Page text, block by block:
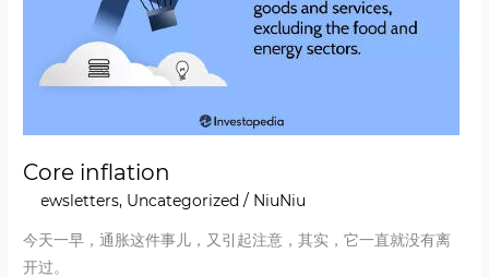
Core inflation
Newsletters, Uncategorized / NiuNiu
今天一早，通胀这件事儿，又引起注意，其实，它一直就没有离
开过。